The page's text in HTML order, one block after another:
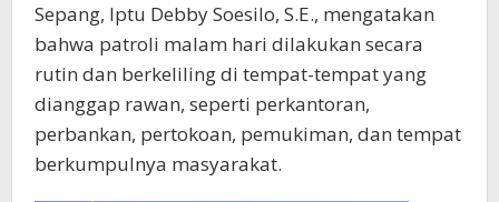
Sepang, Iptu Debby Soesilo, S.E., mengatakan
bahwa patroli malam hari dilakukan secara
rutin dan berkeliling di tempat-tempat yang
dianggap rawan, seperti perkantoran,
perbankan, pertokoan, pemukiman, dan tempat
berkumpulnya masyarakat.